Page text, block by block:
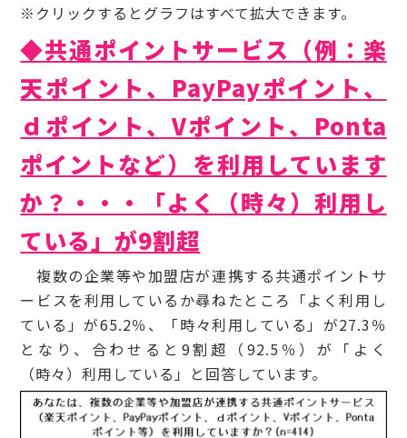
※クリックするとグラフはすべて拡大できます。
◆共通ポイントサービス（例：楽
天ポイント、PayPayポイント、
ｄポイント、Vポイント、Ponta
ポイントなど）を利用しています
か？・・・「よく（時々）利用し
ている」が9割超
複数の企業等や加盟店が連携する共通ポイントサ
ービスを利用しているか尋ねたところ「よく利用し
ている」が65.2％、「時々利用している」が27.3％
となり、合わせると9割超（92.5％）が「よく
（時々）利用している」と回答しています。